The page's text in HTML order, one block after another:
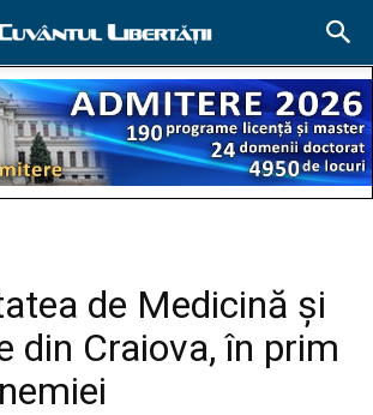
de Medicină şi
din Craiova, în prim